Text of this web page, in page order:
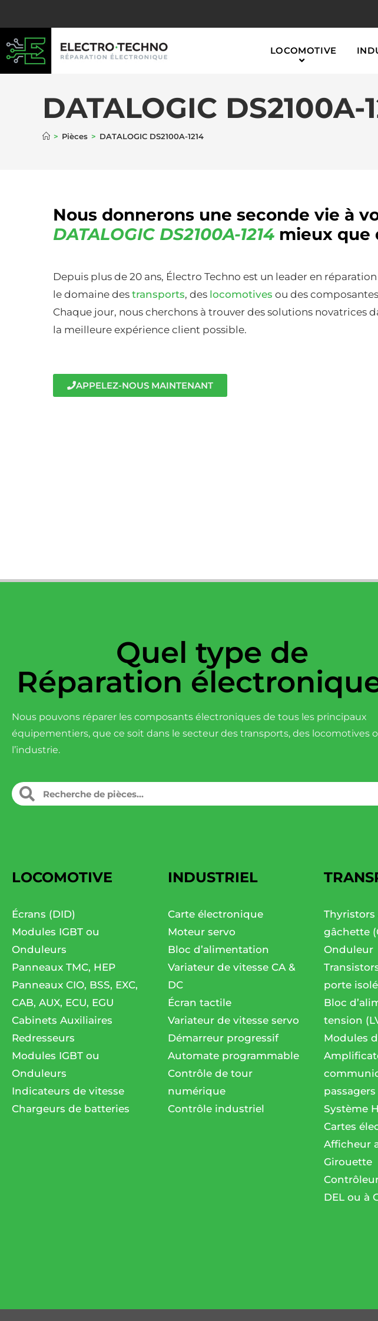
LOCOMOTIVE
DATALOGIC DS2100A-
> Pièces > DATALOGIC DS2100A-1214
Nous donnerons une seconde vie à
DATALOGIC DS2100A-1214 mieux que
Depuis plus de 20 ans, Électro Techno est un leader en
le domaine des transports, des locomotives ou des
Chaque jour, nous cherchons à trouver des solutions novatrices
la meilleure expérience client possible.
APPELEZ-NOUS MAINTENANT
Quel type de
Réparation
Nous pouvons réparer les composants électroniques de tous les principaux
équipementiers, que ce soit dans le secteur des transports, des locomotives
l’industrie.
LOCOMOTIVE
Écrans (DID)
Modules IGBT ou
Onduleurs
Panneaux TMC, HEP
Panneaux CIO, BSS, EXC,
CAB, AUX, ECU, EGU
Cabinets Auxiliaires
Redresseurs
Modules IGBT ou
Onduleurs
Indicateurs de vitesse
Chargeurs de batteries
INDUSTRIEL
Carte électronique
Moteur servo
Bloc d’alimentation
Variateur de vitesse CA &
DC
Écran tactile
Variateur de vitesse servo
Démarreur progressif
Automate programmable
Contrôle de tour
numérique
Contrôle industriel
Thyristors
gâchette
Onduleur
porte
Bloc
tension
Modules
passagers
Système
Cartes
Afficheur
Girouette
DEL ou à